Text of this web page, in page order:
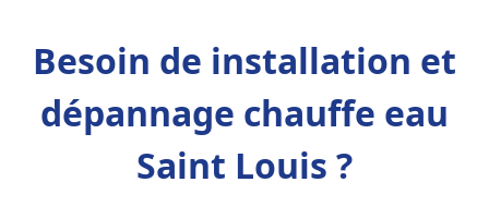
Besoin de installation et
dépannage chauffe eau
Saint Louis ?